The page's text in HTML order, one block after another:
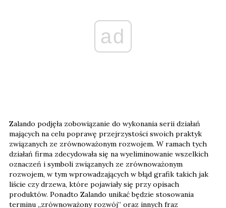
ad
Zalando podjęła zobowiązanie do wykonania serii działań
mających na celu poprawę przejrzystości swoich praktyk
związanych ze zrównoważonym rozwojem. W ramach tych
działań firma zdecydowała się na wyeliminowanie wszelkich
oznaczeń i symboli związanych ze zrównoważonym
rozwojem, w tym wprowadzających w błąd grafik takich jak
liście czy drzewa, które pojawiały się przy opisach
produktów. Ponadto Zalando unikać będzie stosowania
terminu „zrównoważony rozwój” oraz innych fraz